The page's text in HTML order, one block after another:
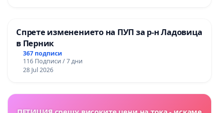
Спрете изменението на ПУП за р-н Ладовица
в Перник
367 подписи
116 Подписи / 7 дни
28 Jul 2026